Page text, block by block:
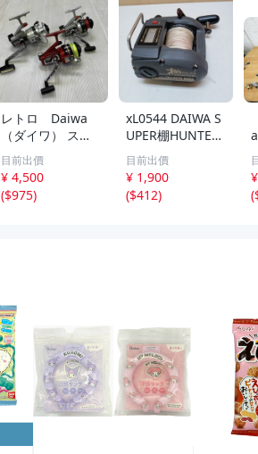
レトロ Daiwa
（ダイワ） スピ
ニングリール 3
点 ST-950 /
ST-900P / ST-
2 / ヴィンテー
目前出價
¥ 4,500
($975)
xL0544 DAIWA S
UPER棚HUNTER
GS-50 電動リ
ール ジャック 08
10
目前出價
¥ 1,900
($412)
(